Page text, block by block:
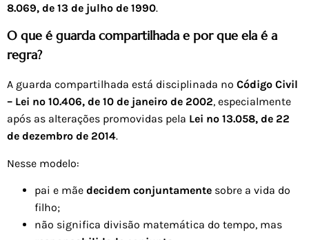
8.069, de 13 de julho de 1990.
O que é guarda compartilhada e por que ela é a
regra?
A guarda compartilhada está disciplinada no Código Civil
– Lei nº 10.406, de 10 de janeiro de 2002, especialmente
após as alterações promovidas pela Lei nº 13.058, de 22
de dezembro de 2014.
Nesse modelo:
pai e mãe decidem conjuntamente sobre a vida do
filho;
não significa divisão matemática do tempo, mas